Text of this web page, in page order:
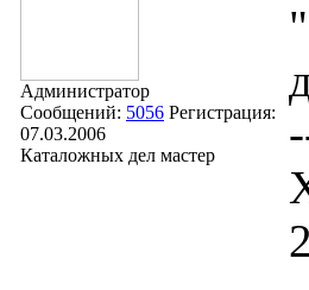
Администратор
Сообщений: 5056 Регистрация:
07.03.2006
Каталожных дел мастер